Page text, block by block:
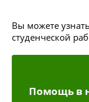
Вы можете
студенческой
Помощь в